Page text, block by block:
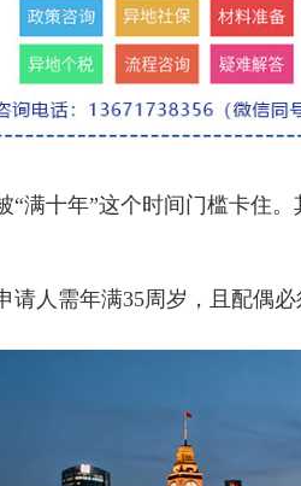
十年”这个时间门槛卡住。
需年满35周岁，且配偶必